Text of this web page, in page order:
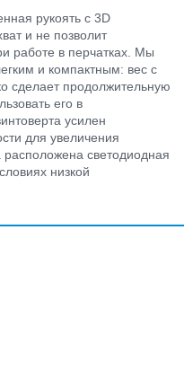
рукоять с 3D
и не позволит
работе в перчатках. Мы
и компактным: вес с
сделает продолжительную
его в
усилен
для увеличения
расположена светодиодная
низкой